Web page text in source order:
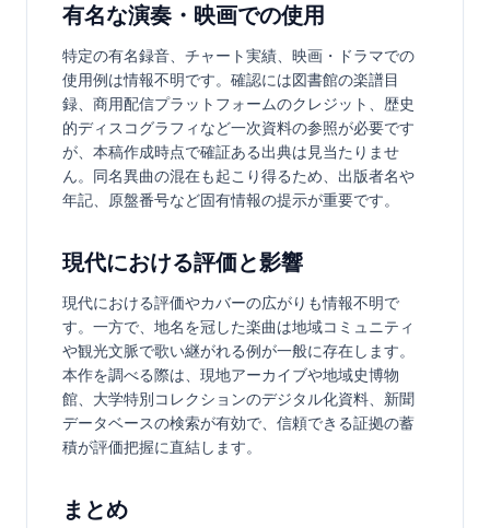
有名な演奏・映画での使用
特定の有名録音、チャート実績、映画・ドラマでの
使用例は情報不明です。確認には図書館の楽譜目
録、商用配信プラットフォームのクレジット、歴史
的ディスコグラフィなど一次資料の参照が必要です
が、本稿作成時点で確証ある出典は見当たりませ
ん。同名異曲の混在も起こり得るため、出版者名や
年記、原盤番号など固有情報の提示が重要です。
現代における評価と影響
現代における評価やカバーの広がりも情報不明で
す。一方で、地名を冠した楽曲は地域コミュニティ
や観光文脈で歌い継がれる例が一般に存在します。
本作を調べる際は、現地アーカイブや地域史博物
館、大学特別コレクションのデジタル化資料、新聞
データベースの検索が有効で、信頼できる証拠の蓄
積が評価把握に直結します。
まとめ